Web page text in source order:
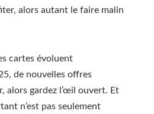
alors autant le faire malin
cartes évoluent
de nouvelles offres
alors gardez l’œil ouvert. Et
n’est pas seulement